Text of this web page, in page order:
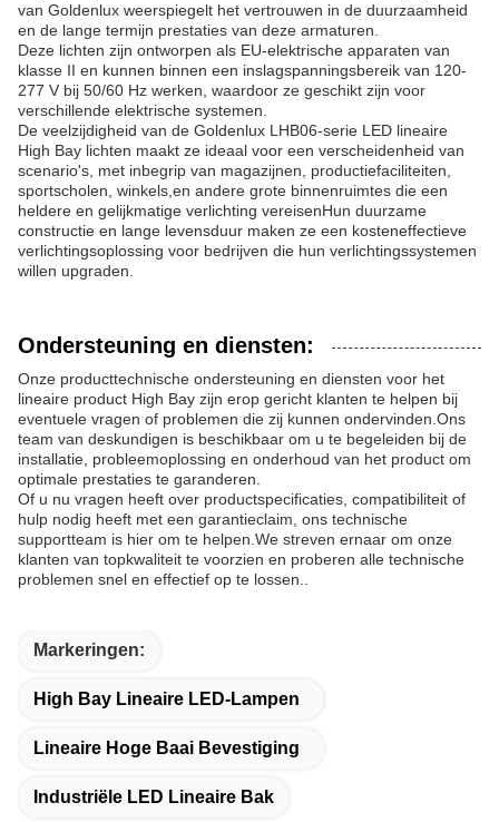
van Goldenlux weerspiegelt het vertrouwen in de duurzaamheid
en de lange termijn prestaties van deze armaturen.
Deze lichten zijn ontworpen als EU-elektrische apparaten van
klasse II en kunnen binnen een inslagspanningsbereik van 120-
277 V bij 50/60 Hz werken, waardoor ze geschikt zijn voor
verschillende elektrische systemen.
De veelzijdigheid van de Goldenlux LHB06-serie LED lineaire
High Bay lichten maakt ze ideaal voor een verscheidenheid van
scenario's, met inbegrip van magazijnen, productiefaciliteiten,
sportscholen, winkels,en andere grote binnenruimtes die een
heldere en gelijkmatige verlichting vereisenHun duurzame
constructie en lange levensduur maken ze een kosteneffectieve
verlichtingsoplossing voor bedrijven die hun verlichtingssystemen
willen upgraden.
Ondersteuning en diensten:
Onze producttechnische ondersteuning en diensten voor het
lineaire product High Bay zijn erop gericht klanten te helpen bij
eventuele vragen of problemen die zij kunnen ondervinden.Ons
team van deskundigen is beschikbaar om u te begeleiden bij de
installatie, probleemoplossing en onderhoud van het product om
optimale prestaties te garanderen.
Of u nu vragen heeft over productspecificaties, compatibiliteit of
hulp nodig heeft met een garantieclaim, ons technische
supportteam is hier om te helpen.We streven ernaar om onze
klanten van topkwaliteit te voorzien en proberen alle technische
problemen snel en effectief op te lossen..
Markeringen:
High Bay Lineaire LED-Lampen
Lineaire Hoge Baai Bevestiging
Industriële LED Lineaire Bak